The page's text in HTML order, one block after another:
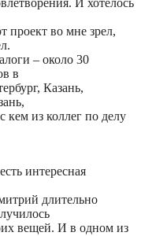
И хотелось
проект во мне зрел,
– около 30
в
Казань,
кем из коллег по делу
интересная
длительно
вещей. И в одном из